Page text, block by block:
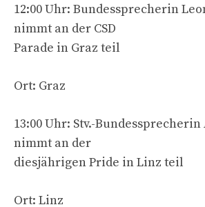
12:00 Uhr: Bundessprecherin
nimmt an der CSD
Parade in Graz teil
Ort: Graz
13:00 Uhr: Stv.-
nimmt an der
diesjährigen Pride in Linz teil
Ort: Linz